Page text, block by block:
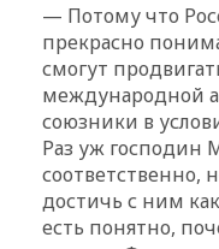
— Потому что
прекрасно
смогут
международной
союзники в
Раз уж господин
соответственно,
достичь с ним
есть понятно,